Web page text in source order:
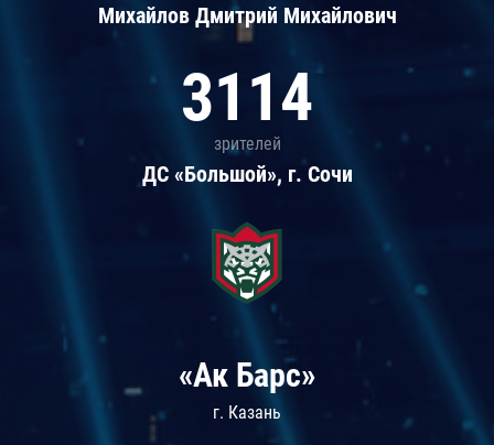
Михайлов Дмитрий Михайлович
3114
зрителей
ДС «Большой», г. Сочи
«Ак Барс»
г. Казань